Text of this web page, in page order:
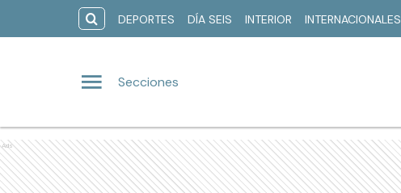
DEPORTES DÍA SEIS INTERIOR INTERNACIONALES
Secciones
Ads